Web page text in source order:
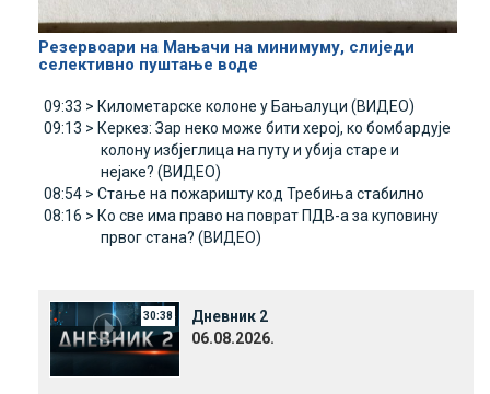
Резервоари на Мањачи на минимуму, слиједи
селективно пуштање воде
09:33 > Километарске колоне у Бањалуци (ВИДЕО)
09:13 > Керкез: Зар неко може бити херој, ко бомбардује
колону избјеглица на путу и убија старе и
нејаке? (ВИДЕО)
08:54 > Стање на пожаришту код Требиња стабилно
08:16 > Ко све има право на поврат ПДВ-а за куповину
првог стана? (ВИДЕО)
30:38
Дневник 2
06.08.2026.